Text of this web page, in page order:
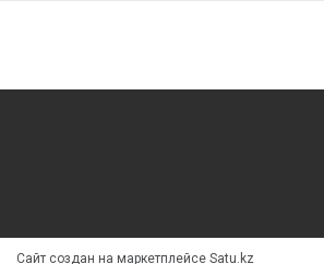
Сайт создан на маркетплейсе Satu.kz